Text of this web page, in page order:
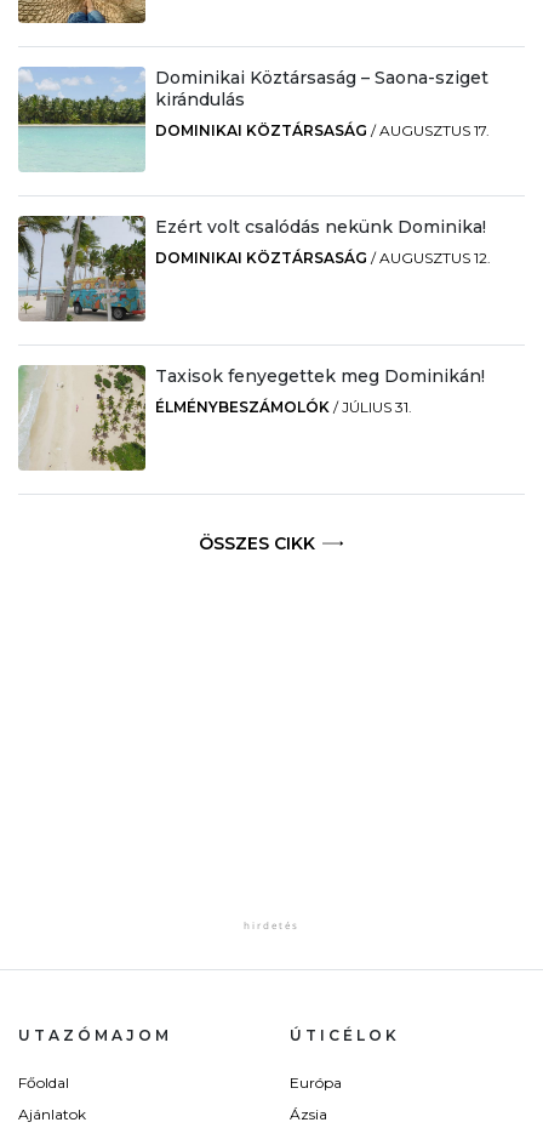
Dominikai Köztársaság – Saona-sziget
kirándulás
DOMINIKAI KÖZTÁRSASÁG /AUGUSZTUS 17.
Ezért volt csalódás nekünk Dominika!
DOMINIKAI KÖZTÁRSASÁG /AUGUSZTUS 12.
Taxisok fenyegettek meg Dominikán!
ÉLMÉNYBESZÁMOLÓK /JÚLIUS 31.
ÖSSZES CIKK
UTAZÓMAJOM
Főoldal
Ajánlatok
ÚTICÉLOK
Európa
Ázsia